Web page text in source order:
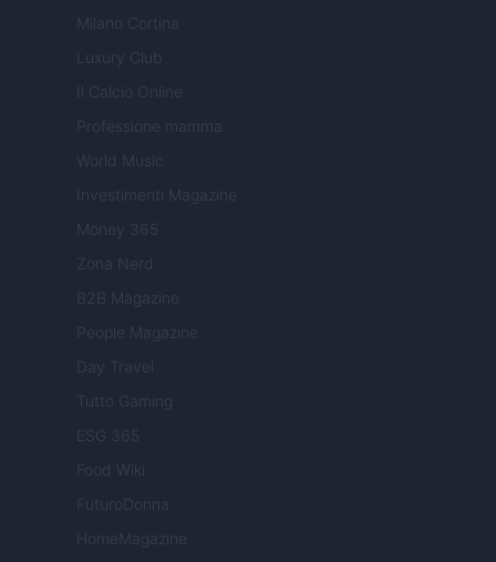
Milano Cortina
Luxury Club
Il Calcio Online
Professione mamma
World Music
Investimenti Magazine
Money 365
Zona Nerd
B2B Magazine
People Magazine
Day Travel
Tutto Gaming
ESG 365
Food Wiki
FuturoDonna
HomeMagazine